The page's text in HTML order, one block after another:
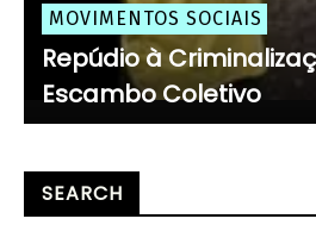
MOVIMENTOS SOCIAIS
Repúdio à
Escambo Coletivo
SEARCH